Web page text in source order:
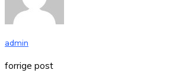
admin
forrige post